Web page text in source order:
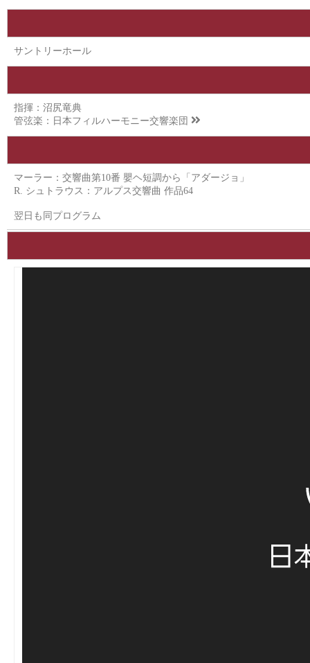
サントリーホール
指揮：沼尻竜典
管弦楽： 日本フィルハーモニー交響楽団
マーラー：交響曲第10番 嬰ヘ短調から「アダージョ」
R. シュトラウス：アルプス交響曲 作品64
翌日も同プログラム